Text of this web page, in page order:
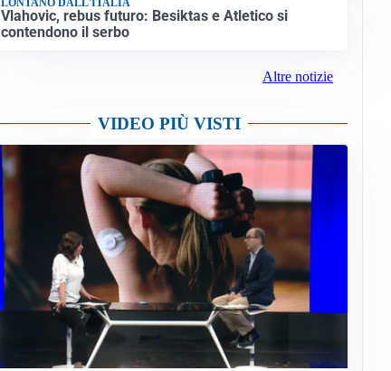
Vlahovic, rebus futuro: Besiktas e Atletico si
contendono il serbo
Altre notizie
VIDEO PIÙ VISTI